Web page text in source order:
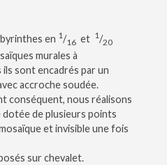
en 1/16 et 1/20
murales à
sont encadrés par un
accroche soudée.
conséquent, nous réalisons
de plusieurs points
et invisible une fois
sur chevalet.